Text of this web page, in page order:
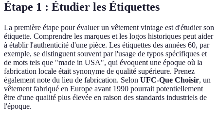
Étape 1 : Étudier les Étiquettes
La première étape pour évaluer un vêtement vintage est d'étudier son
étiquette. Comprendre les marques et les logos historiques peut aider
à établir l'authenticité d'une pièce. Les étiquettes des années 60, par
exemple, se distinguent souvent par l'usage de typos spécifiques et
de mots tels que "made in USA", qui évoquent une époque où la
fabrication locale était synonyme de qualité supérieure. Prenez
également note du lieu de fabrication. Selon UFC-Que Choisir, un
vêtement fabriqué en Europe avant 1990 pourrait potentiellement
être d'une qualité plus élevée en raison des standards industriels de
l'époque.